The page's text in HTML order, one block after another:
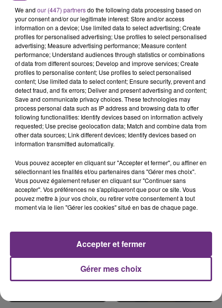
SES PORTES
C'était l'une des institutions du centre-ville
rémois. Le magasin JouéClub est contraint de
fermer ses portes.
TITRES DIFFUSÉS
20h35
20h35
JENNIFER LOPEZ & DAVID GUETTA
Save Me Tonight
20h31
20h31
SIA
Big Girls Cry
20h27
20h27 20h23
20h23
We and our (447) partnersdo the following data processing based on
your consent and/or our legitimate interest: Store and/or access
information on a device; Use limited data to select advertising; Create
profiles for personalised advertising; Use profiles to select personalised
advertising; Measure advertising performance; Measure content
performance; Understand audiences through statistics or combinations
of data from different sources; Develop and improve services; Create
profiles to personalise content; Use profiles to select personalised
content; Use limited data to select content; Ensure security, prevent and
detect fraud, and fix errors; Deliver and present advertising and content;
Save and communicate privacy choices. These technologies may
process personal data such as IP address and browsing data to offer
following functionalities: Identify devices based on information actively
requested; Use precise geolocation data; Match and combine data from
other data sources; Link different devices; Identify devices based on
information transmitted automatically.
Vous pouvez accepter en cliquant sur "Accepter et fermer", ou affiner en
sélectionnant les finalités et/ou partenaires dans "Gérer mes choix".
Vous pouvez également refuser en cliquant sur "Continuer sans
accepter". Vos préférences ne s'appliqueront que pour ce site. Vous
pouvez mettre à jour vos choix, ou retirer votre consentement à tout
moment via le lien "Gérer les cookies" situé en bas de chaque page.
Gérer mes choix
Accepter et fermer